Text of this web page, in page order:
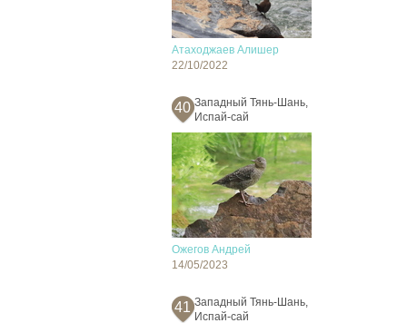
Атаходжаев Алишер
22/10/2022
40 Западный Тянь-Шань,
Испай-сай
Ожегов Андрей
14/05/2023
41 Западный Тянь-Шань,
Испай-сай